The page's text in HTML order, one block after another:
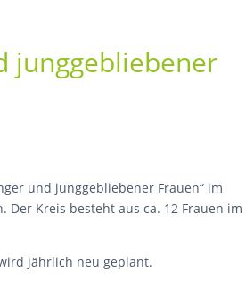
junggebliebener
und junggebliebener Frauen“ im
Der Kreis besteht aus ca. 12 Frauen im
jährlich neu geplant.